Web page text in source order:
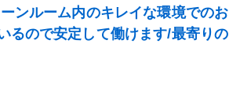
ンルーム内のキレイな環境でのお
るので安定して働けます/最寄りの